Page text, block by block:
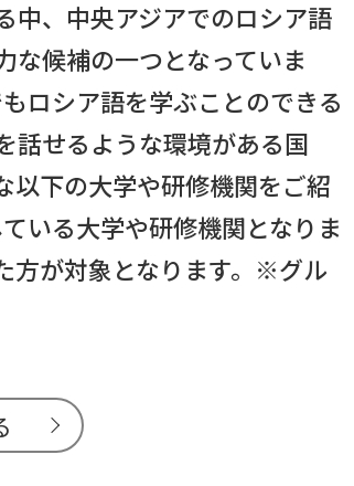
中、中央アジアでのロシア語
な候補の一つとなっていま
ロシア語を学ぶことのできる
話せるような環境がある国
以下の大学や研修機関をご紹
いる大学や研修機関となりま
方が対象となります。※グル